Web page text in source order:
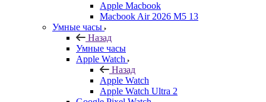
Apple Macbook
Macbook Air 2026 M5 13
Умные часы
Назад
Умные часы
Apple Watch
Назад
Apple Watch
Apple Watch Ultra 2